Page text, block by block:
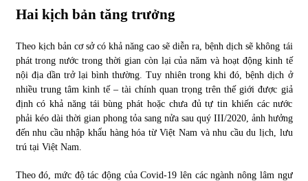
Hai kịch bản tăng trưởng
Theo kịch bản cơ sở có khả năng cao sẽ diễn ra, bệnh dịch sẽ không tái
phát trong nước trong thời gian còn lại của năm và hoạt động kinh tế
nội địa dần trở lại bình thường. Tuy nhiên trong khi đó, bệnh dịch ở
nhiều trung tâm kinh tế – tài chính quan trọng trên thế giới được giả
định có khả năng tái bùng phát hoặc chưa đủ tự tin khiến các nước
phải kéo dài thời gian phong tỏa sang nửa sau quý III/2020, ảnh hưởng
đến nhu cầu nhập khẩu hàng hóa từ Việt Nam và nhu cầu du lịch, lưu
trú tại Việt Nam.
Theo đó, mức độ tác động của Covid-19 lên các ngành nông lâm ngư